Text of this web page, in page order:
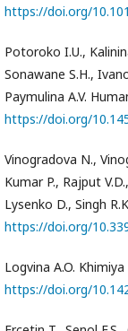
https://doi.org/
Рotoroko I.U.,
Sonawane S.H.,
Paymulina A.V.
https://doi.org/
Vinogradova N.,
Kumar P., Rajput
Lysenko D., Singh
https://doi.org/
Logvina A.O.
https://doi.org/